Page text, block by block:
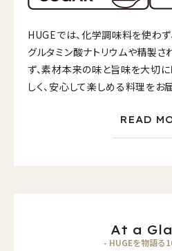
HUGEでは、化学調味料を使わ
グルタミン酸ナトリウムや精製
ず、素材本来の味と旨味を大切に
しく、安心して楽しめる料理をお
READ
At a
- HUGEを物語る